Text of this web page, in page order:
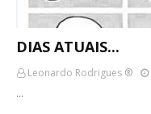
DIAS ATUAIS...
Leonardo Rodrigues ®
…